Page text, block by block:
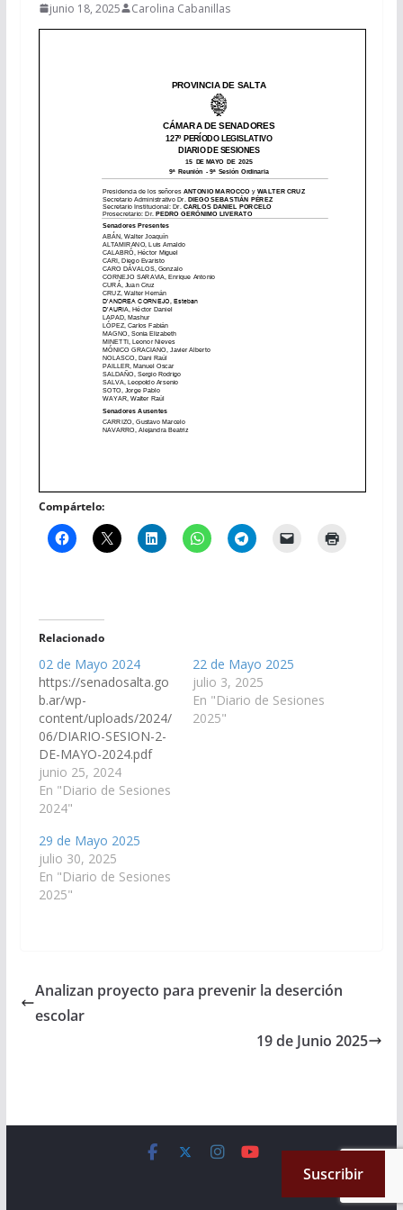
junio 18, 2025 Carolina Cabanillas
Compártelo:
Relacionado
02 de Mayo 2024
https://senadosalta.go
b.ar/wp-
content/uploads/2024/
06/DIARIO-SESION-2-
DE-MAYO-2024.pdf
junio 25, 2024
En "Diario de Sesiones
2024"
22 de Mayo 2025
julio 3, 2025
En "Diario de Sesiones
2025"
29 de Mayo 2025
julio 30, 2025
En "Diario de Sesiones
2025"
Analizan proyecto para prevenir la deserción
escolar
19 de Junio 2025
. All rights reserved.
by ThemeGrill. Powered byWordPress.
Suscribir